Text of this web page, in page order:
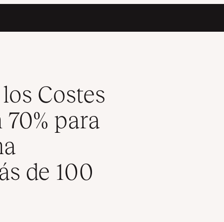
Lanzamiento de una Aplicación de IA y más de 100 Sitios de WP
Costes
para
de 100